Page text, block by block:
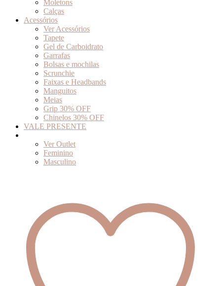
Moletons
Calças
Acessórios
Ver Acessórios
Tapete
Gel de Carboidrato
Garrafas
Bolsas e mochilas
Scrunchie
Faixas e Headbands
Manguitos
Meias
Grip 30% OFF
Chinelos 30% OFF
VALE PRESENTE
Ver Outlet
Feminino
Masculino